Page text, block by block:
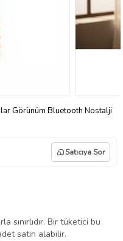
Görünüm Bluetooth Nostalji
Satıcıya Sor
sınırlıdır. Bir tüketici bu
satın alabilir.